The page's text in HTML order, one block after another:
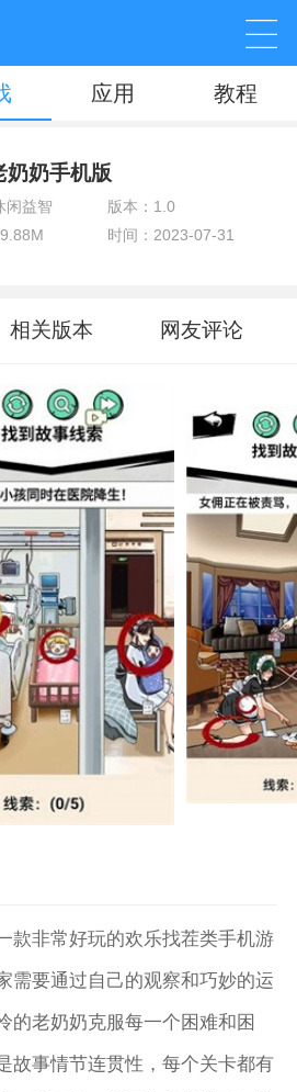
应用 教程
奶奶手机版
闲益智
版本：1.0
时间：2023-07-31
相关版本 网友评论
款非常好玩的欢乐找茬类手机游
需要通过自己的观察和巧妙的运
的老奶奶克服每一个困难和困
故事情节连贯性，每个关卡都有